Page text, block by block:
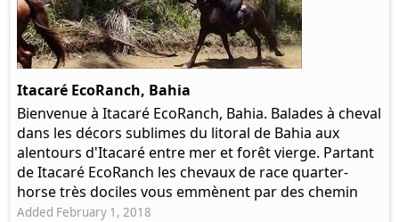
Itacaré EcoRanch, Bahia
Bienvenue à Itacaré EcoRanch, Bahia. Balades à cheval
dans les décors sublimes du litoral de Bahia aux
alentours d'Itacaré entre mer et forêt vierge. Partant
de Itacaré EcoRanch les chevaux de race quarter-
horse très dociles vous emmènent par des chemin
Added February 1, 2018